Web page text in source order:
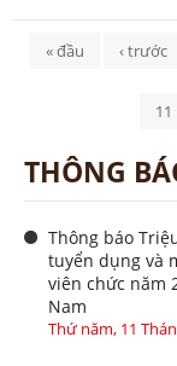
Trang
« đầu ‹ trước
11
THÔNG
Thông báo
tuyển dụng và
viên chức năm
Nam
Thứ năm, 11